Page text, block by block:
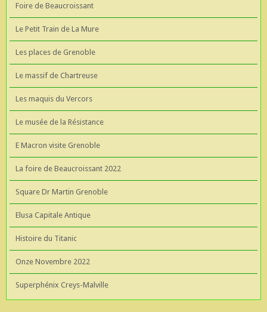
Foire de Beaucroissant
Le Petit Train de La Mure
Les places de Grenoble
Le massif de Chartreuse
Les maquis du Vercors
Le musée de la Résistance
E Macron visite Grenoble
La foire de Beaucroissant 2022
Square Dr Martin Grenoble
Elusa Capitale Antique
Histoire du Titanic
Onze Novembre 2022
Superphénix Creys-Malville